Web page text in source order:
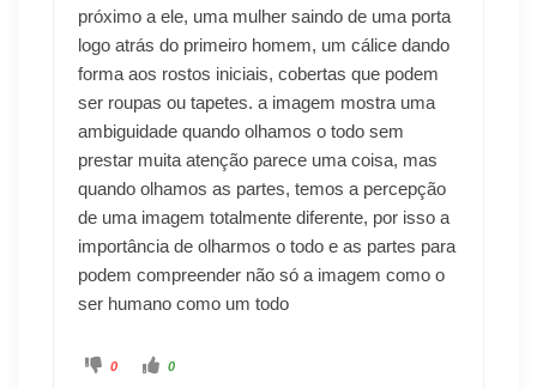
próximo a ele, uma mulher saindo de uma porta
logo atrás do primeiro homem, um cálice dando
forma aos rostos iniciais, cobertas que podem
ser roupas ou tapetes. a imagem mostra uma
ambiguidade quando olhamos o todo sem
prestar muita atenção parece uma coisa, mas
quando olhamos as partes, temos a percepção
de uma imagem totalmente diferente, por isso a
importância de olharmos o todo e as partes para
podem compreender não só a imagem como o
ser humano como um todo
0 0